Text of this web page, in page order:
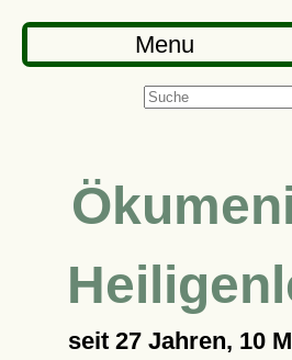
Menu
seit 27 Jahren, 10